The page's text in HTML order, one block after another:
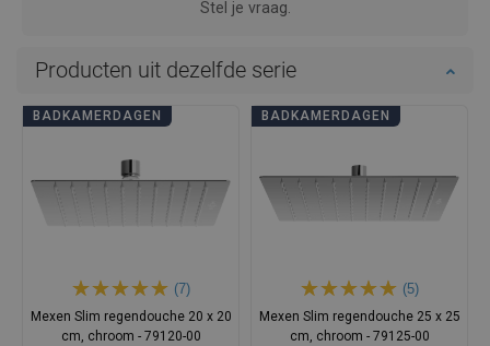
Stel je vraag.
Producten uit dezelfde serie
BADKAMERDAGEN
(7)
Mexen Slim regendouche 20 x 20
cm, chroom - 79120-00
BADKAMERDAGEN
(5)
Mexen Slim regendouche 25 x 25
cm, chroom - 79125-00